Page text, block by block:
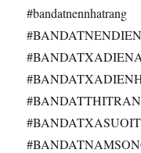
#bandatnennhatrang​